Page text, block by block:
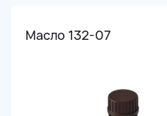
Масло 132-07